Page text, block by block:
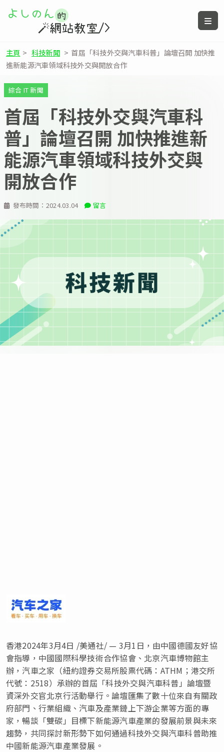
主頁 > 科技新聞 > 首屆「科技外交與汽車科普」論壇召開 加快推
進新能源汽車領域科技外交與開放合作
發布時間： 2024.03.04 留言
綜合 IT 新聞
首屆「科技外交與汽車科
普」論壇召開 加快推進新
能源汽車領域科技外交與
開放合作
香港2024年3月4日 /美通社/ — 3月1日，由中國德國友好協
會指導，中國國際科學技術合作協會、北京汽車博物館主
辦，汽車之家（紐約證券交易所股票代碼：ATHM；港交所
代號：2518）承辦的首屆「科技外交與汽車科普」論壇暨
資深外交官北京行活動舉行。論壇匯集了數十位來自有關政
府部門、行業組織、汽車及產業鏈上下游企業等方面的專
家，暢談「雙碳」目標下新能源汽車產業的發展前景與未來
趨勢，共同探討新形勢下如何通過科技外交與汽車科普助推
中國新能源汽車產業發展。